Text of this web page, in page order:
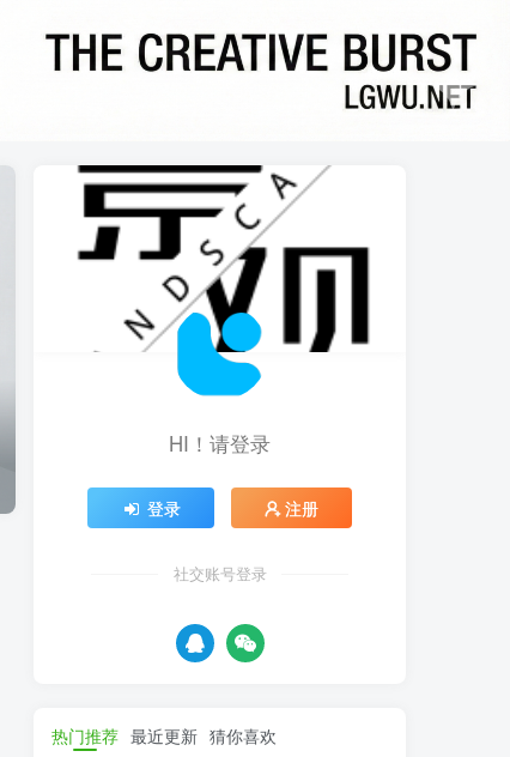
HI！请登录
登录 注册
社交账号登录
热门推荐 最近更新 猜你喜欢